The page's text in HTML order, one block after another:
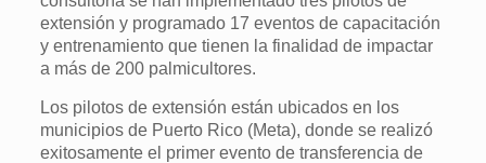
extensión y programado 17 eventos de capacitación
y entrenamiento que tienen la finalidad de impactar
a más de 200 palmicultores.
Los pilotos de extensión están ubicados en los
municipios de Puerto Rico (Meta), donde se realizó
exitosamente el primer evento de transferencia de